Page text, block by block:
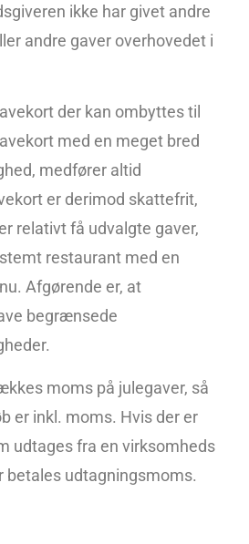
ikke har givet andre
andre gaver overhovedet i
der kan ombyttes til
med en meget bred
medfører altid
er derimod skattefrit,
relativt få udvalgte gaver,
restaurant med en
Afgørende er, at
begrænsede
moms på julegaver, så
er inkl. moms. Hvis der er
udtages fra en virksomheds
betales udtagningsmoms.